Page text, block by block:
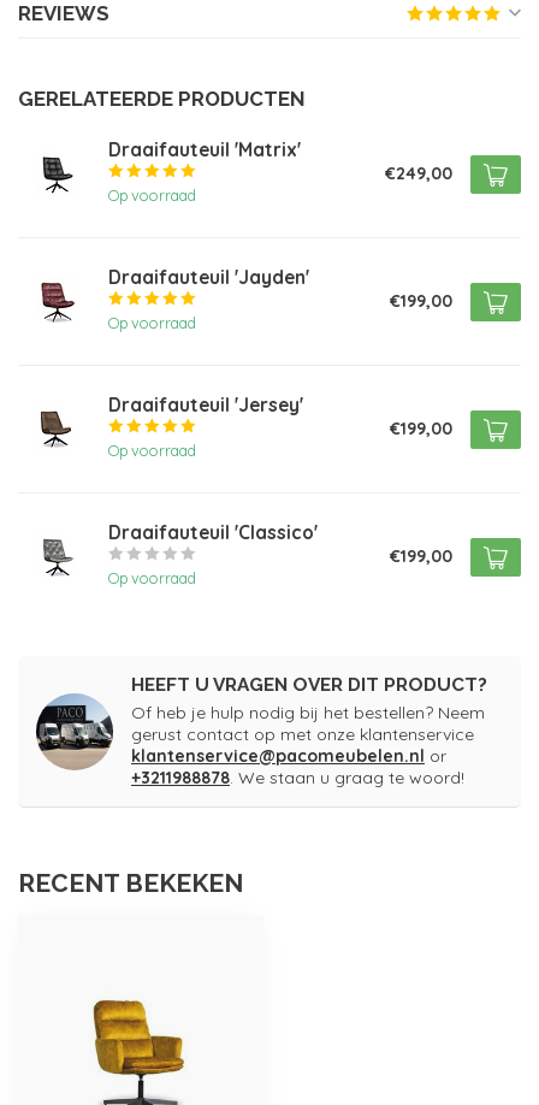
REVIEWS
GERELATEERDE PRODUCTEN
Draaifauteuil 'Matrix'
Op voorraad
€249,00
Draaifauteuil 'Jayden'
Op voorraad
€199,00
Draaifauteuil 'Jersey'
Op voorraad
€199,00
Draaifauteuil 'Classico'
Op voorraad
€199,00
HEEFT U VRAGEN OVER DIT PRODUCT?
Of heb je hulp nodig bij het bestellen? Neem
gerust contact op met onze klantenservice
klantenservice@pacomeubelen.nl or
+3211988878. We staan u graag te woord!
RECENT BEKEKEN